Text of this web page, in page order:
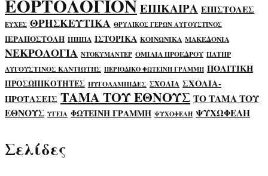
ΕΟΡΤΟΛΟΓΙΟΝΕΠΙΚΑΙΡΑ ΕΠΙΣΤΟΛΕΣ
ΕΥΧΕΣ ΘΡΗΣΚΕΥΤΙΚΑ ΘΡΥΛΙΚΟΣ ΓΕΡΩΝ ΑΥΓΟΥΣΤΙΝΟΣ
ΙΕΡΑΠΟΣΤΟΛΗ ΙΠΗΠΑ ΙΣΤΟΡΙΚΑ ΚΟΙΝΩΝΙΚΑ ΜΑΚΕΔΟΝΙΑ
ΝΕΚΡΟΛΟΓΙΑ ΝΤΟΚΥΜΑΝΤΕΡ ΟΜΙΛΙΑ ΠΡΟΕΔΡΟΥ ΠΑΤΗΡ
ΑΥΓΟΥΣΤΙΝΟΣ ΚΑΝΤΙΩΤΗΣ ΠΕΡΙΟΔΙΚΟ ΦΩΤΕΙΝΗ ΓΡΑΜΜΗ ΠΟΛΙΤΙΚΗ
ΠΡΟΣΩΠΙΚΟΤΗΤΕΣ ΠΥΓΟΛΑΜΠΙΔΕΣ ΣΧΟΛΙΑ ΣΧΟΛΙΑ-
ΠΡΟΤΑΣΕΙΣ ΤΑΜΑ ΤΟΥ ΕΘΝΟΥΣ ΤΟ ΤΑΜΑ ΤΟΥ
ΕΘΝΟΥΣ ΥΓΕΙΑ ΦΩΤΕΙΝΗ ΓΡΑΜΜΗ ΨΥΧΟΦΕΛΗ ΨΥΧΩΦΕΛΗ
Σελίδες